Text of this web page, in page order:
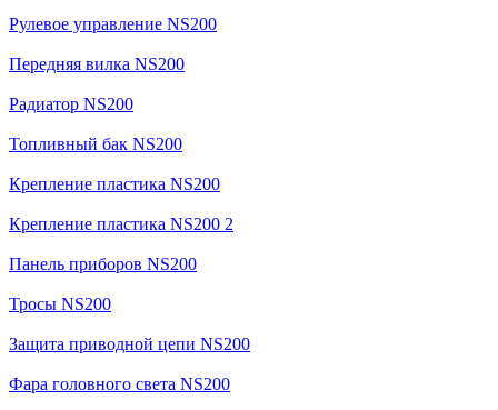
Рулевое управление NS200
Передняя вилка NS200
Радиатор NS200
Топливный бак NS200
Крепление пластика NS200
Крепление пластика NS200 2
Панель приборов NS200
Тросы NS200
Защита приводной цепи NS200
Фара головного света NS200